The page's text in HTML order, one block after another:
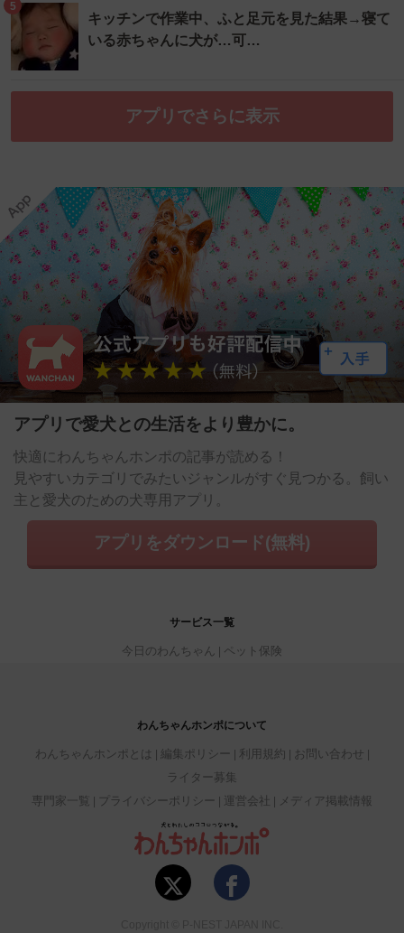
5
キッチンで作業中、ふと足元を見た結果→寝て
いる赤ちゃんに犬が…可…
アプリでさらに表示
アプリで愛犬との生活をより豊かに。
快適にわんちゃんホンポの記事が読める！
見やすいカテゴリでみたいジャンルがすぐ見つかる。飼い
主と愛犬のための犬専用アプリ。
アプリをダウンロード(無料)
サービス一覧
今日のわんちゃん ペット保険
わんちゃんホンポについて
わんちゃんホンポとは 編集ポリシー 利用規約
お問い合わせ
ライター募集
専門家一覧
プライバシーポリシー 運営会社 メディア掲載情報